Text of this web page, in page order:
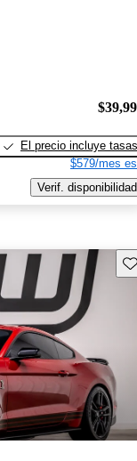
El precio incluye tasas
$579/mes
Verif. disponibilidad